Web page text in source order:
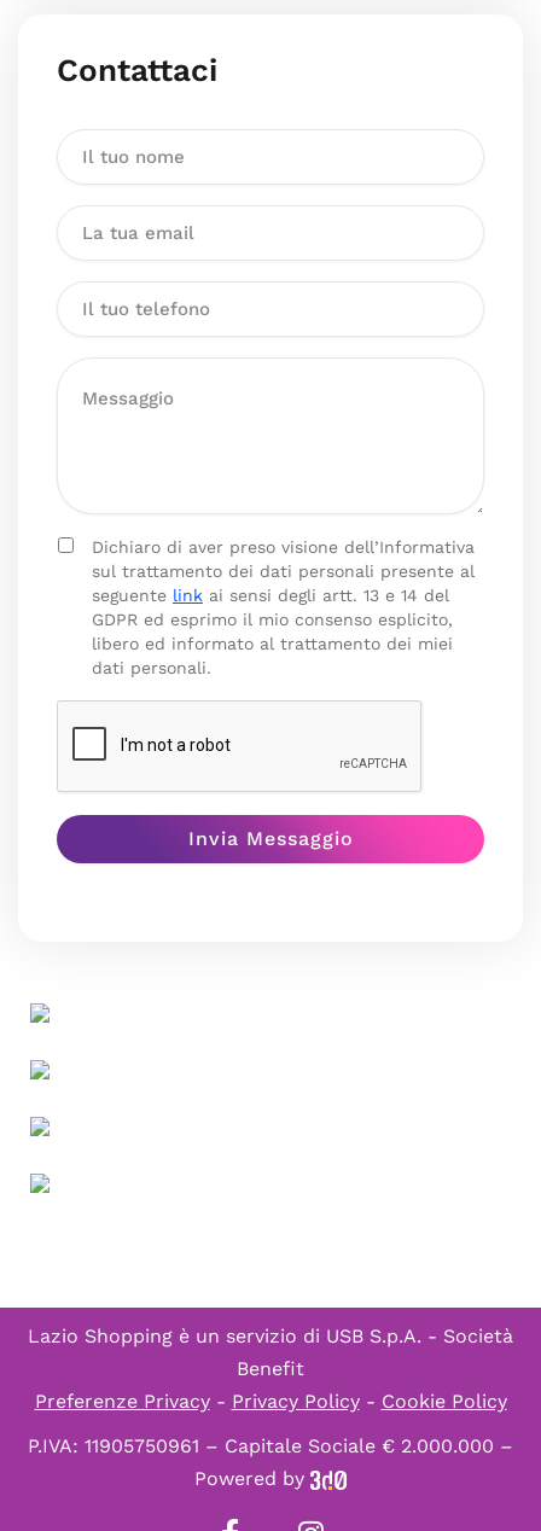
Contattaci
Dichiaro di aver preso visione dell’Informativa
sul trattamento dei dati personali presente al
seguente link ai sensi degli artt. 13 e 14 del
GDPR ed esprimo il mio consenso esplicito,
libero ed informato al trattamento dei miei
dati personali.
Lazio Shopping è un servizio di USB S.p.A. - Società
Benefit
Preferenze Privacy- Privacy Policy- Cookie Policy
P.IVA: 11905750961 – Capitale Sociale € 2.000.000 –
Powered by